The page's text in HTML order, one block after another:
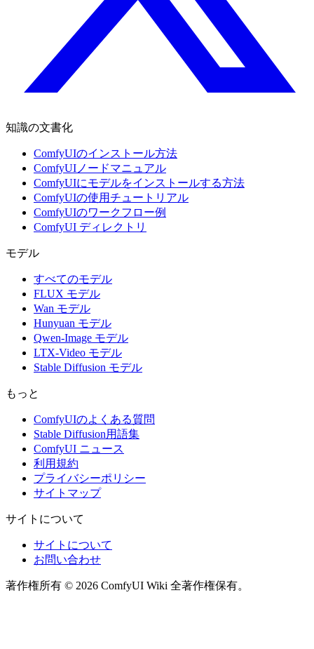
知識の文書化
ComfyUIのインストール方法
ComfyUIノードマニュアル
ComfyUIにモデルをインストールする方法
ComfyUIの使用チュートリアル
ComfyUIのワークフロー例
ComfyUI ディレクトリ
モデル
すべてのモデル
FLUX モデル
Wan モデル
Hunyuan モデル
Qwen-Image モデル
LTX-Video モデル
Stable Diffusion モデル
もっと
ComfyUIのよくある質問
Stable Diffusion用語集
ComfyUI ニュース
利用規約
プライバシーポリシー
サイトマップ
サイトについて
サイトについて
お問い合わせ
著作権所有 © 2026 ComfyUI Wiki 全著作権保有。